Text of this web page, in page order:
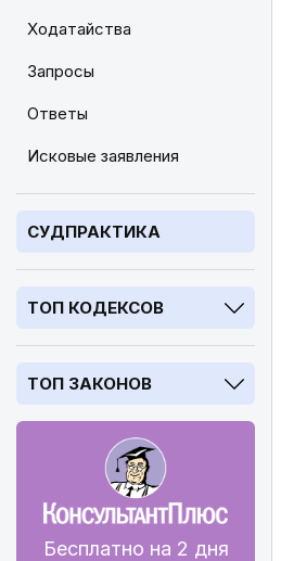
Ходатайства
Запросы
Ответы
Исковые заявления
СУДПРАКТИКА
ТОП КОДЕКСОВ
ТОП ЗАКОНОВ
Бесплатно на 2 дня